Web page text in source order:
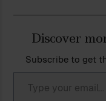
Discover
Subscribe to get
Type your email…